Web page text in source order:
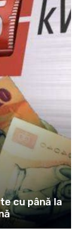
cu până la